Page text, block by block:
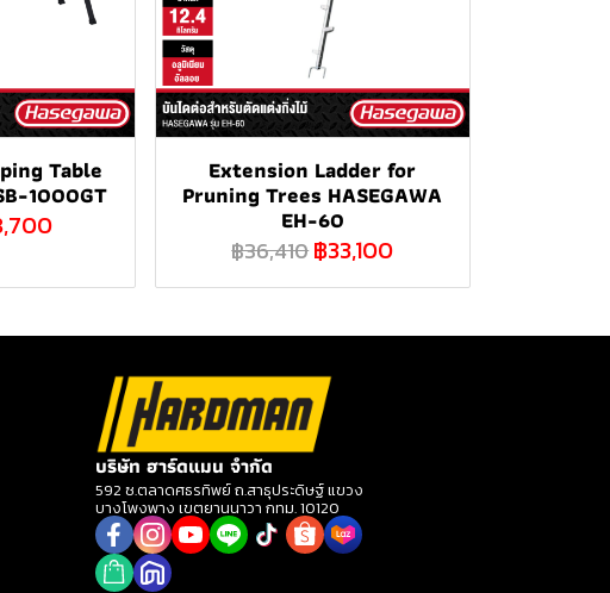
Table
1000GT
Extension Ladder for
Pruning Trees HASEGAWA
EH-60
฿36,410฿33,100
บริษัท ฮาร์ดแมน จำกัด
592 ซ.ตลาดศธรทิพย์ ถ.สาธุประดิษฐ์ แขวง
บางโพงพาง เขตยานนาวา กทม. 10120